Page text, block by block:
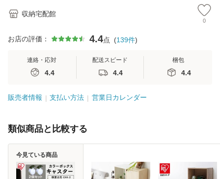
収納宅配館
0
お店の評価： 4.4点 (139件)
連絡・応対
4.4
配送スピード
4.4
梱包
4.4
販売者情報 支払い方法 営業日カレンダー
類似商品と比較する
今見ている商品